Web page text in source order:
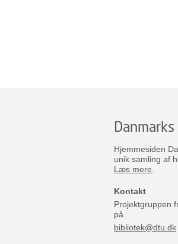
Hjemmesiden
unik samling af
Læs mere
Kontakt
Projektgruppen
på
bibliotek@dtu.dk